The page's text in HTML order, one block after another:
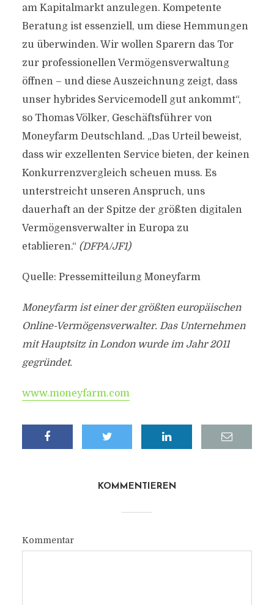
am Kapitalmarkt anzulegen. Kompetente
Beratung ist essenziell, um diese Hemmungen
zu überwinden. Wir wollen Sparern das Tor
zur professionellen Vermögensverwaltung
öffnen – und diese Auszeichnung zeigt, dass
unser hybrides Servicemodell gut ankommt“,
so Thomas Völker, Geschäftsführer von
Moneyfarm Deutschland. „Das Urteil beweist,
dass wir exzellenten Service bieten, der keinen
Konkurrenzvergleich scheuen muss. Es
unterstreicht unseren Anspruch, uns
dauerhaft an der Spitze der größten digitalen
Vermögensverwalter in Europa zu
etablieren.“ (DFPA/JF1)
Quelle: Pressemitteilung Moneyfarm
Moneyfarm ist einer der größten europäischen
Online-Vermögensverwalter. Das Unternehmen
mit Hauptsitz in London wurde im Jahr 2011
gegründet.
www.moneyfarm.com
KOMMENTIEREN
Kommentar